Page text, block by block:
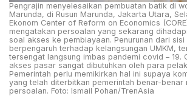
Pengrajin menyelesaikan pembuatan batik di
Marunda, di Rusun Marunda, Jakarta Utara,
Ekonom Center of Reform on Economics
mengatakan persoalan yang sekarang
soal akses ke pembiayaan. Penurunan dari
berpengaruh terhadap kelangsungan UMKM,
tersengat langsung imbas pandemi covid – 19.
akses pasar sangat dibutuhkan oleh para
Pemerintah perlu memikirkan hal ini supaya
yang telah diterbitkan pemerintah benar-benar
persoalan. Foto: Ismail Pohan/TrenAsia